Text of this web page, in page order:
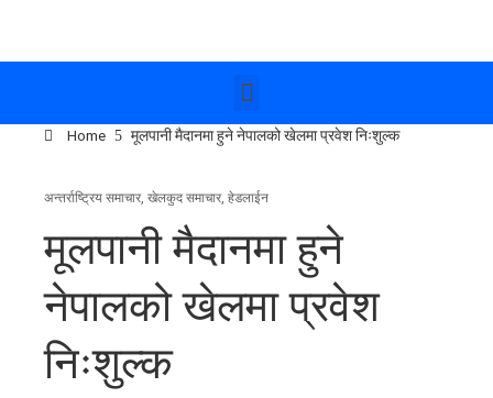
Home मूलपानी मैदानमा हुने नेपालको खेलमा प्रवेश निःशुल्क
अन्तर्राष्ट्रिय समाचार, खेलकुद समाचार, हेडलाईन
मूलपानी मैदानमा हुने
नेपालको खेलमा प्रवेश
निःशुल्क